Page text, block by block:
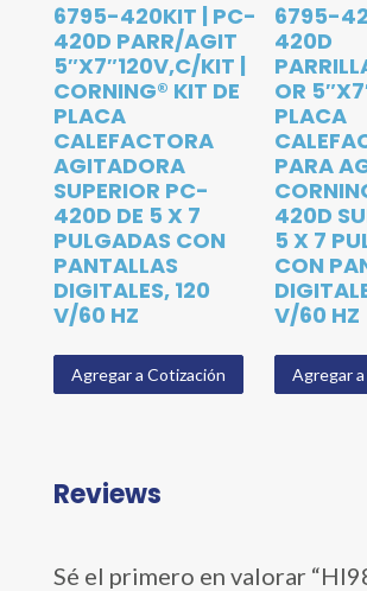
6795-420KIT | PC-
420D PARR/AGIT
5″X7″120V,C/KIT |
CORNING® KIT DE
PLACA
CALEFACTORA
AGITADORA
SUPERIOR PC-
420D DE 5 X 7
PULGADAS CON
PANTALLAS
DIGITALES, 120
V/60 HZ
Agregar a Cotización
6795-
420D
OR
PLACA
PARA
420D
5 X 7
CON
V/60 HZ
Agregar
Reviews
Sé el primero en valorar